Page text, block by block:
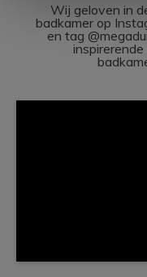
Wij geloven in
badkamer op
en tag